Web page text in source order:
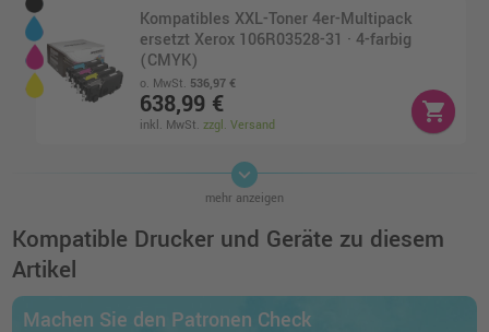
Kompatibles XXL-Toner 4er-Multipack
ersetzt Xerox 106R03528-31 · 4-farbig
(CMYK)
o. MwSt. 536,97 €
638,99 €
inkl. MwSt.zzgl. Versand
shopping_cart
Kompatibles Toner 4er-Multipack ersetzt
Xerox 106R03500-03 · 4-farbig (CMYK)
o. MwSt.
375,99 €
keyboard_arrow_down
mehr anzeigen
Kompatible Drucker und Geräte zu diesem
Artikel
Machen Sie den Patronen Check